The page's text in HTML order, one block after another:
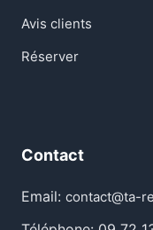
Avis clients
Réserver
Contact
Email: contact@ta-